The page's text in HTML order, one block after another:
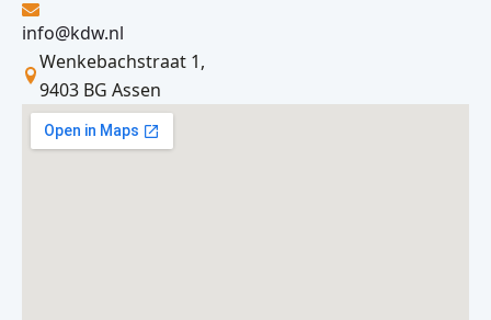
info@kdw.nl
Wenkebachstraat 1,
9403 BG Assen